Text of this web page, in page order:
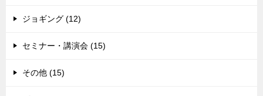
ジョギング (12)
セミナー・講演会 (15)
その他 (15)